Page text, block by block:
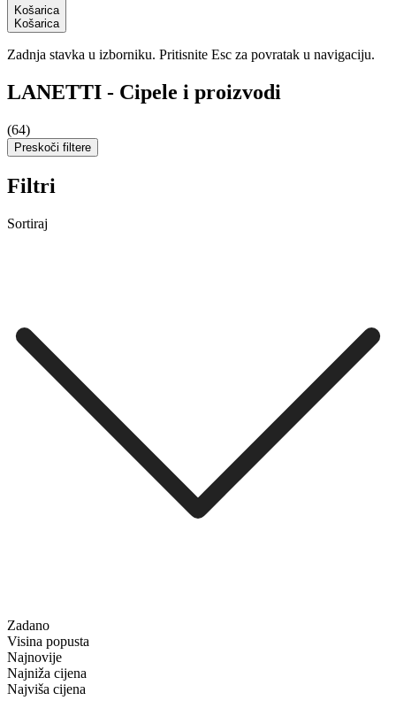
Košarica
Košarica
Zadnja stavka u izborniku. Pritisnite Esc za povratak u navigaciju.
LANETTI - Cipele i proizvodi
(64)
Preskoči filtere
Filtri
Sortiraj
Zadano
Visina popusta
Najnovije
Najniža cijena
Najviša cijena